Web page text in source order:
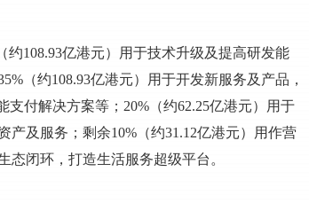
108.93亿港元）用于技术升级及提高研发能
（约108.93亿港元）用于开发新服务及产品，
付解决方案等；20%（约62.25亿港元）用于
及服务；剩余10%（约31.12亿港元）用作营
闭环，打造生活服务超级平台。